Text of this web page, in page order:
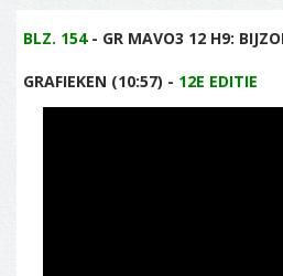
BLZ. 154- GR MAVO3 12 H9:
GRAFIEKEN (10:57) - 12E EDITIE